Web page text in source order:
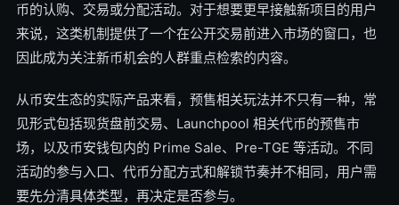
币的认购、交易或分配活动。对于想要更早接触新项目的用户
来说，这类机制提供了一个在公开交易前进入市场的窗口，也
因此成为关注新币机会的人群重点检索的内容。
从币安生态的实际产品来看，预售相关玩法并不只有一种，常
见形式包括现货盘前交易、Launchpool 相关代币的预售市
场，以及币安钱包内的 Prime Sale、Pre-TGE 等活动。不同
活动的参与入口、代币分配方式和解锁节奏并不相同，用户需
要先分清具体类型，再决定是否参与。